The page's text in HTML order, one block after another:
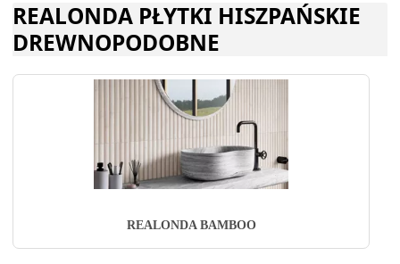
REALONDA PŁYTKI HISZPAŃSKIE
DREWNOPODOBNE
REALONDA BAMBOO